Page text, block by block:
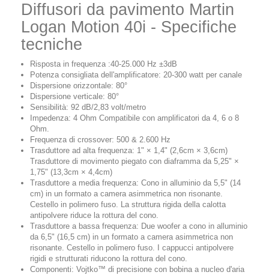
Diffusori da pavimento Martin
Logan Motion 40i - Specifiche
tecniche
Risposta in frequenza :40-25.000 Hz ±3dB
Potenza consigliata dell'amplificatore: 20-300 watt per canale
Dispersione orizzontale: 80°
Dispersione verticale: 80°
Sensibilità: 92 dB/2,83 volt/metro
Impedenza: 4 Ohm Compatibile con amplificatori da 4, 6 o 8
Ohm.
Frequenza di crossover: 500 & 2.600 Hz
Trasduttore ad alta frequenza: 1" × 1,4" (2,6cm × 3,6cm)
Trasduttore di movimento piegato con diaframma da 5,25" ×
1,75" (13,3cm × 4,4cm)
Trasduttore a media frequenza: Cono in alluminio da 5,5" (14
cm) in un formato a camera asimmetrica non risonante.
Cestello in polimero fuso. La struttura rigida della calotta
antipolvere riduce la rottura del cono.
Trasduttore a bassa frequenza: Due woofer a cono in alluminio
da 6,5" (16,5 cm) in un formato a camera asimmetrica non
risonante. Cestello in polimero fuso. I cappucci antipolvere
rigidi e strutturati riducono la rottura del cono.
Componenti: Vojtko™ di precisione con bobina a nucleo d'aria